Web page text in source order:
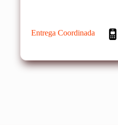
Entrega Coordinada